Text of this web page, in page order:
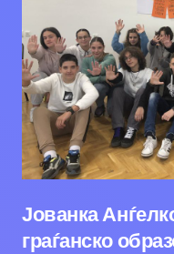
Јованка
граѓанско